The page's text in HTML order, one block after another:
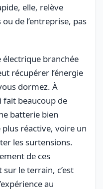
elle, relève
de l’entreprise, pas
électrique branchée
récupérer l’énergie
dormez. À
fait beaucoup de
batterie bien
réactive, voire un
les surtensions.
de ces
le terrain, c’est
au